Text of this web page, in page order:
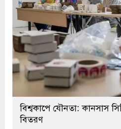
বিশ্বকাপে যৌনতা: কানসাস
বিতরণ